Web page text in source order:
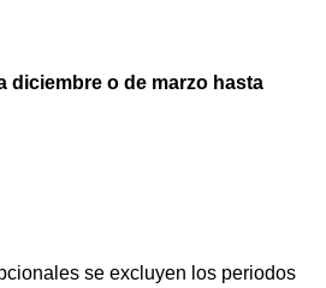
diciembre o de marzo hasta
se excluyen los periodos